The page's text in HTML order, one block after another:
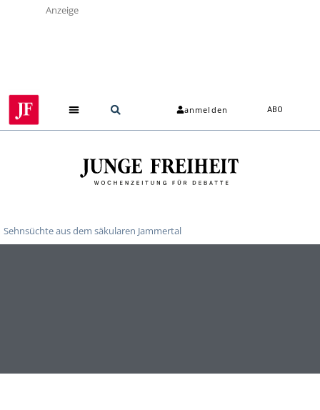
Anzeige
anmelden ABO
Sehnsüchte aus dem säkularen Jammertal